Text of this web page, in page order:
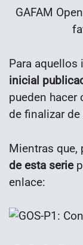
GAFAM
Para aquellos
inicial
pueden hacer
de finalizar
Mientras que,
de esta serie
enlace: